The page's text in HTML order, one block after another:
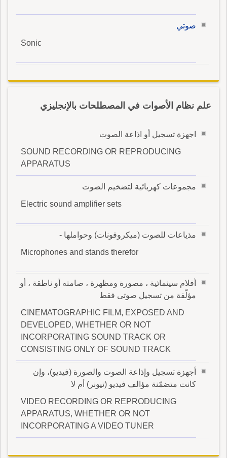
صوتي
Sonic
علم نظام الأصوات في المصطلحات بالإنجليزي
اجهزة تسجيل أو اذاعة الصوت
SOUND RECORDING OR REPRODUCING
APPARATUS
مجموعات كهربائية لتضخيم الصوت
Electric sound amplifier sets
مذياعات للصوت (ميكروفونات) وحواملها -
Microphones and stands therefor
أفلام سينمائية ، مصورة ومظهرة ، صامته أو ناطقة ، أو
مؤلّفة من تسجيل صوتى فقط
CINEMATOGRAPHIC FILM, EXPOSED AND
DEVELOPED, WHETHER OR NOT
INCORPORATING SOUND TRACK OR
CONSISTING ONLY OF SOUND TRACK
أجهزة تسجيل وإذاعة الصوت والصورة (فيديو)، وإن
كانت متضمّنة مؤالف فيديو (تيونر) أم لا
VIDEO RECORDING OR REPRODUCING
APPARATUS, WHETHER OR NOT
INCORPORATING A VIDEO TUNER